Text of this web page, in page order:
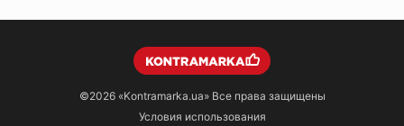
©2026 «Kontramarka.ua»Все права защищены
Условия использования